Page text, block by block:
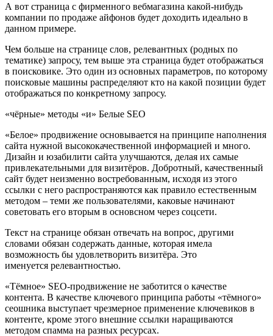
А вот страница с фирменного вебмагазина какой-нибудь
компании по продаже айфонов будет доходить идеально в
данном примере.
Чем больше на странице слов, релевантных (родных по
тематике) запросу, тем выше эта страница будет отображаться
в поисковике. Это один из основных параметров, по которому
поисковые машины распределяют кто на какой позиции будет
отображаться по конкретному запросу.
«чёрные» методы «и» Белые SEО
«Белое» продвижение основывается на принципе наполнения
сайта нужной высококачественной информацией и много.
Дизайн и юзабилити сайта улучшаются, делая их самые
привлекательными для визитёров. Добротный, качественный
сайт будет неизменно востребованным, исходя из этого
ссылки с него распространяются как правило естественным
методом – теми же пользователями, каковые начинают
советовать его вторым в основсном через соцсети.
Текст на странице обязан отвечать на вопрос, другими
словами обязан содержать данные, которая имела
возможность бы удовлетворить визитёра. Это
именуется релевантностью.
«Тёмное» SEO-продвижение не заботится о качестве
контента. В качестве ключевого принципа работы «тёмного»
сеошника выступает чрезмерное применение ключевиков в
контенте, кроме этого внешние ссылки наращиваются
методом спамма на разных ресурсах.